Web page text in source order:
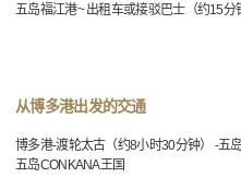
五岛福江港~ 出租车或接驳巴士（约15分
从博多港出发的交通
博多港-渡轮太古（约8小时30分钟） -五
五岛CONKANA王国